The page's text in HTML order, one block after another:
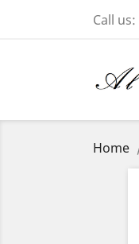
Call us:
Home